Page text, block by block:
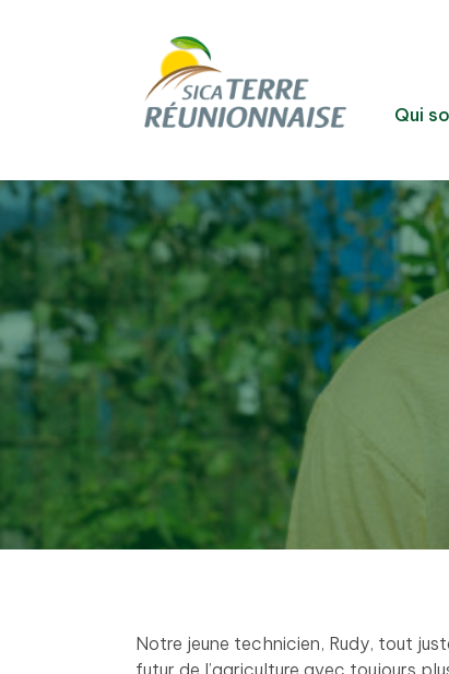
Qui
Notre jeune technicien, Rudy, tout
futur de l’agriculture avec toujours